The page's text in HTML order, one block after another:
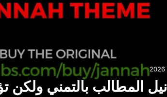
المطالب بالتمني ولكن